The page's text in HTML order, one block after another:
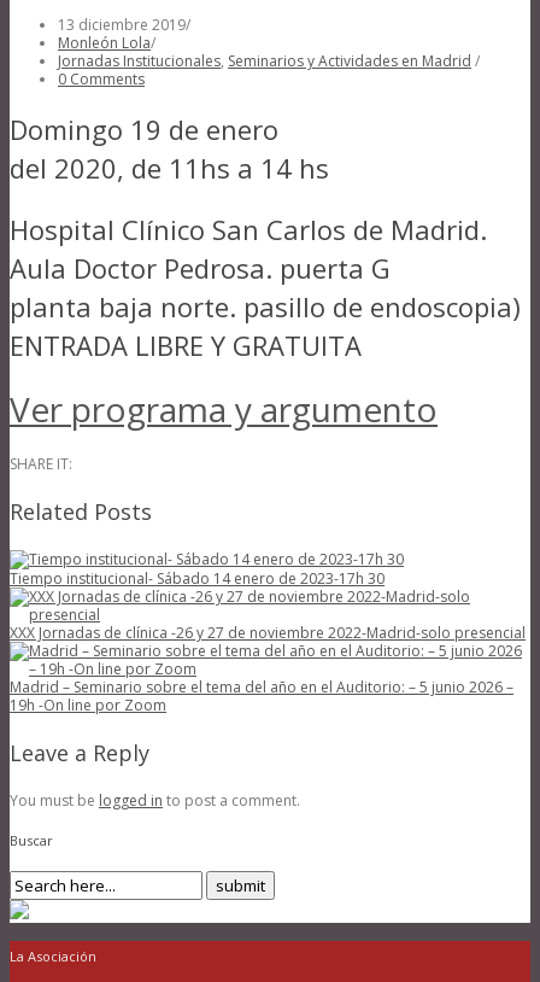
13 diciembre 2019/
Monleón Lola/
Jornadas Institucionales, Seminarios y Actividades en Madrid /
0 Comments
Domingo 19 de enero
del 2020, de 11hs a 14 hs
Hospital Clínico San Carlos de Madrid.
Aula Doctor Pedrosa. puerta G
planta baja norte. pasillo de endoscopia)
ENTRADA LIBRE Y GRATUITA
Ver programa y argumento
SHARE IT:
Related Posts
Tiempo institucional- Sábado 14 enero de 2023-17h 30
XXX Jornadas de clínica -26 y 27 de noviembre 2022-Madrid-solo presencial
Madrid – Seminario sobre el tema del año en el Auditorio: – 5 junio 2026 –
19h -On line por Zoom
Leave a Reply
You must be logged in to post a comment.
Buscar
La Asociación